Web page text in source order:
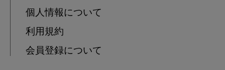
個人情報について
利用規約
会員登録について